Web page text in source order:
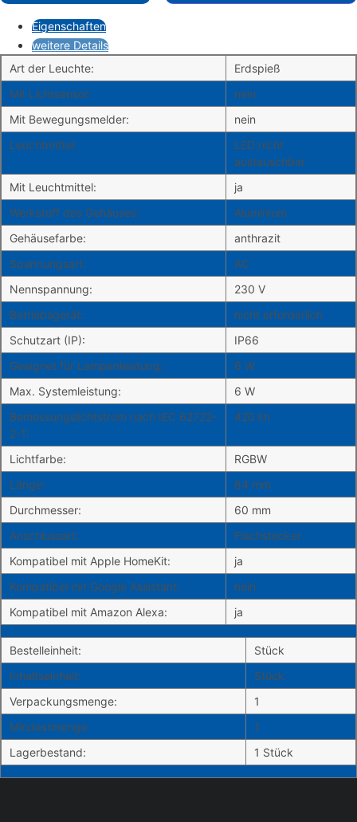
Eigenschaften
weitere Details
Art der Leuchte:
Erdspieß
Mit Lichtsensor:
nein
Mit Bewegungsmelder:
nein
Leuchtmittel:
LED nicht
austauschbar
Mit Leuchtmittel:
ja
Werkstoff des Gehäuses:
Aluminium
Gehäusefarbe:
anthrazit
Spannungsart:
AC
Nennspannung:
230 V
Betriebsgerät:
nicht erforderlich
Schutzart (IP):
IP66
Geeignet für Lampenleistung:
6 W
Max. Systemleistung:
6 W
Bemessungslichtstrom nach IEC 62722-
2-1:
420 lm
Lichtfarbe:
RGBW
Länge:
84 mm
Durchmesser:
60 mm
Anschlussart:
Flachstecker
Kompatibel mit Apple HomeKit:
ja
Kompatibel mit Google Assistant:
nein
Kompatibel mit Amazon Alexa:
ja
Bestelleinheit:
Stück
Inhaltseinheit:
Stück
Verpackungsmenge:
1
Mindestmenge:
1
Lagerbestand:
1 Stück